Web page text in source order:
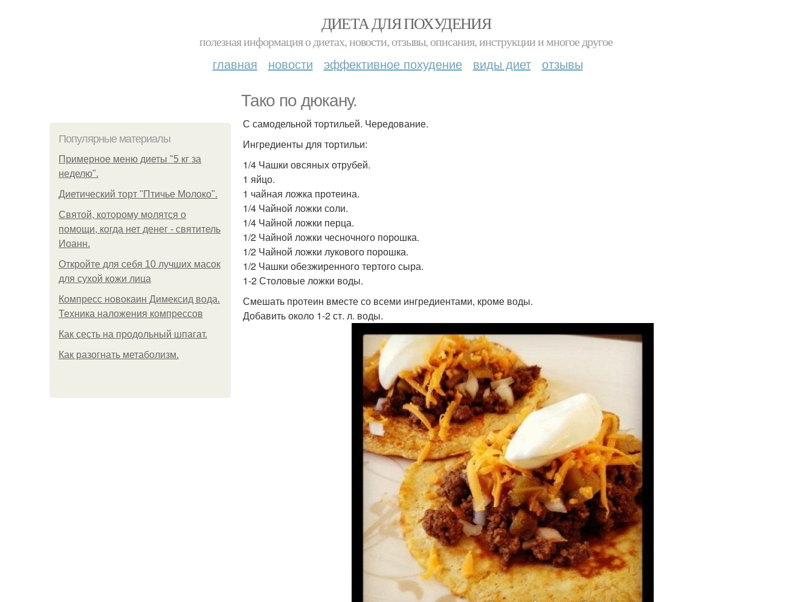
ДИЕТА ДЛЯ ПОХУДЕНИЯ
полезная информация о диетах, новости, отзывы, описания, инструкции и многое другое
главная новости эффективное похудение виды диет отзывы
Тако по дюкану.
Популярные материалы
Примерное меню диеты "5 кг за
неделю".
Диетический торт "Птичье Молоко".
Святой, которому молятся о
помощи, когда нет денег - святитель
Иоанн.
Откройте для себя 10 лучших масок
для сухой кожи лица
Компресс новокаин Димексид вода.
Техника наложения компрессов
Как сесть на продольный шпагат.
Как разогнать метаболизм.
С самодельной тортильей. Чередование.
Ингредиенты для тортильи:
1/4 Чашки овсяных отрубей.
1 яйцо.
1 чайная ложка протеина.
1/4 Чайной ложки соли.
1/4 Чайной ложки перца.
1/2 Чайной ложки чесночного порошка.
1/2 Чайной ложки лукового порошка.
1/2 Чашки обезжиренного тертого сыра.
1-2 Столовые ложки воды.
Смешать протеин вместе со всеми ингредиентами, кроме воды.
Добавить около 1-2 ст. л. воды.